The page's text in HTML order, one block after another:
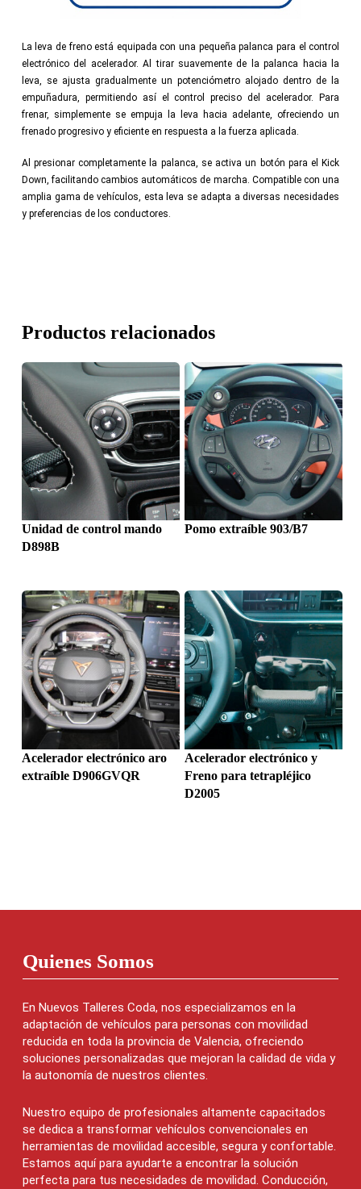
La leva de freno está equipada con una pequeña palanca para el control
electrónico del acelerador. Al tirar suavemente de la palanca hacia la
leva, se ajusta gradualmente un potenciómetro alojado dentro de la
empuñadura, permitiendo así el control preciso del acelerador. Para
frenar, simplemente se empuja la leva hacia adelante, ofreciendo un
frenado progresivo y eficiente en respuesta a la fuerza aplicada.
Al presionar completamente la palanca, se activa un botón para el Kick
Down, facilitando cambios automáticos de marcha. Compatible con una
amplia gama de vehículos, esta leva se adapta a diversas necesidades
y preferencias de los conductores.
Productos relacionados
Unidad de control mando
D898B
Pomo extraíble 903/B7
Acelerador electrónico aro
extraíble D906GVQR
Acelerador electrónico y
Freno para tetrapléjico
D2005
Quienes Somos
En Nuevos Talleres Coda, nos especializamos en la
adaptación de vehículos para personas con movilidad
reducida en toda la provincia de Valencia, ofreciendo
soluciones personalizadas que mejoran la calidad de vida y
la autonomía de nuestros clientes.
Nuestro equipo de profesionales altamente capacitados
se dedica a transformar vehículos convencionales en
herramientas de movilidad accesible, segura y confortable.
Estamos aquí para ayudarte a encontrar la solución
perfecta para tus necesidades de movilidad. Conducción,